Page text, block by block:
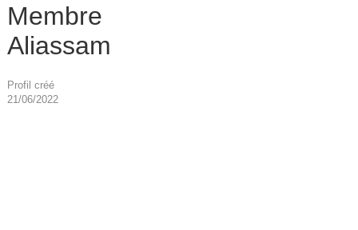
Membre
Aliassam
Profil créé
21/06/2022